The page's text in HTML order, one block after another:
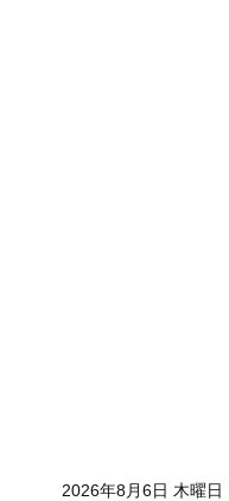
2026年8月6日 木曜日